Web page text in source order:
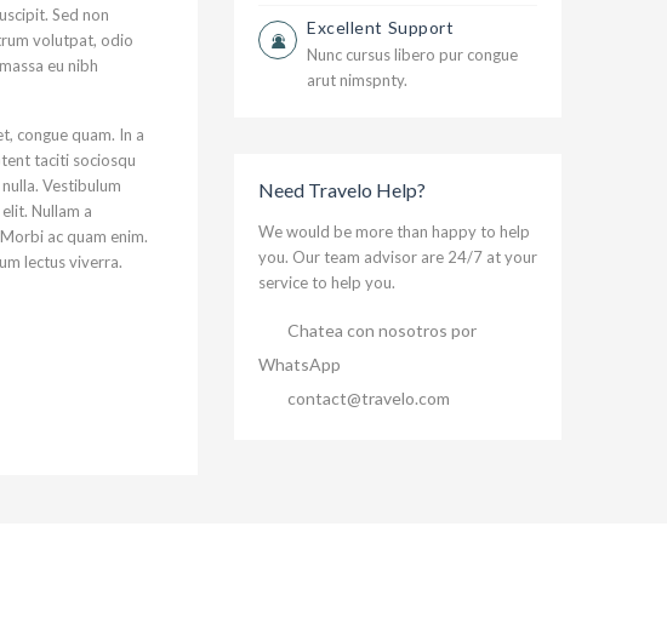
Sed non
volutpat, odio
eu nibh
congue quam. In a
taciti sociosqu
Vestibulum
Nullam a
ac quam enim.
lectus viverra.
Excellent Support
Nunc cursus libero pur congue
arut nimspnty.
Need Travelo Help?
We would be more than happy to help
you. Our team advisor are 24/7 at your
service to help you.
Chatea con nosotros por
WhatsApp
contact@travelo.com